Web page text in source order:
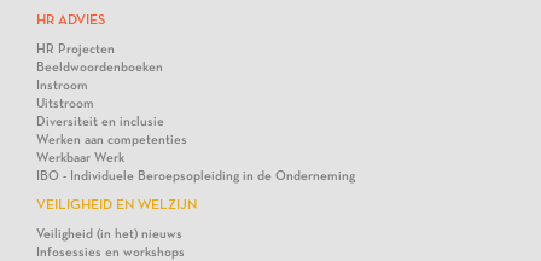
HR ADVIES
HR Projecten
Beeldwoordenboeken
Instroom
Uitstroom
Diversiteit en inclusie
Werken aan competenties
Werkbaar Werk
IBO - Individuele Beroepsopleiding in de Onderneming
VEILIGHEID EN WELZIJN
Veiligheid (in het) nieuws
Infosessies en workshops